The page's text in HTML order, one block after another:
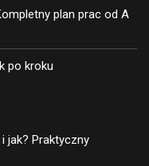
plan prac od A
po kroku
jak? Praktyczny